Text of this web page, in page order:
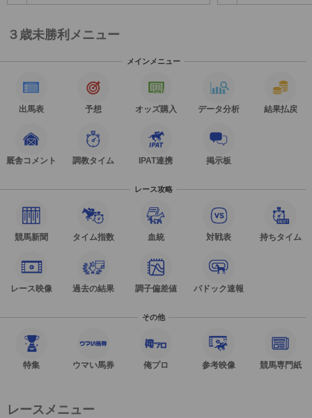
３歳未勝利メニュー
メインメニュー
出馬表 予想 オッズ購入 データ分析 結果払戻
厩舎コメント 調教タイム IPAT連携 掲示板
レース攻略
競馬新聞 タイム指数 血統 対戦表 持ちタイム
レース映像 過去の結果 調子偏差値 パドック速報
その他
特集 ウマい馬券 俺プロ 参考映像 競馬専門紙
レースメニュー